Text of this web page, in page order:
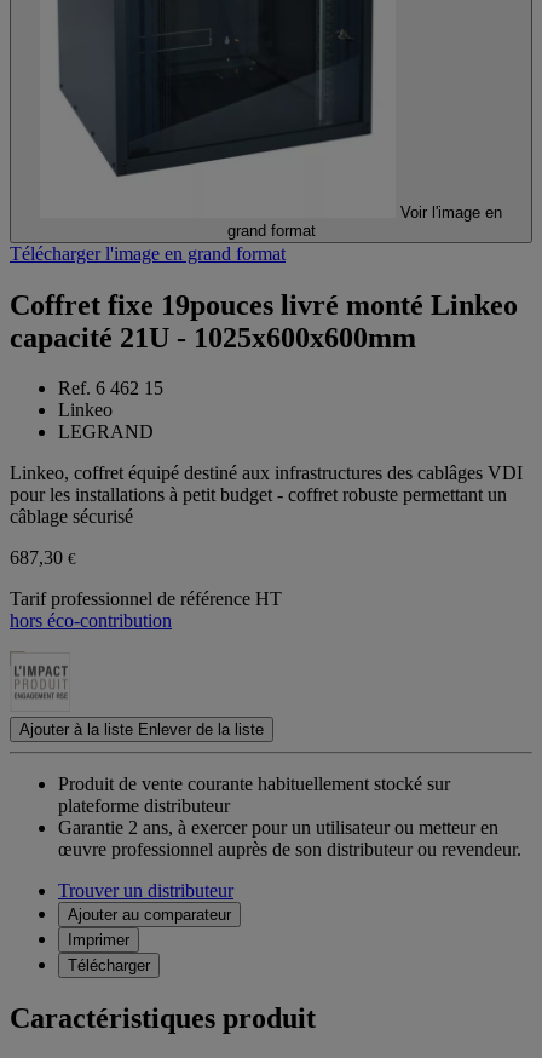
Voir l'image en
grand format
Télécharger l'image en grand format
Coffret fixe 19pouces livré monté Linkeo
capacité 21U - 1025x600x600mm
Ref. 6 462 15
Linkeo
LEGRAND
Linkeo, coffret équipé destiné aux infrastructures des cablâges VDI
pour les installations à petit budget - coffret robuste permettant un
câblage sécurisé
687,30 €
Tarif professionnel de référence HT
hors éco-contribution
Ajouter à la liste Enlever de la liste
Produit de vente courante habituellement stocké sur
plateforme distributeur
Garantie 2 ans, à exercer pour un utilisateur ou metteur en
œuvre professionnel auprès de son distributeur ou revendeur.
Trouver un distributeur
Ajouter au comparateur
Imprimer
Télécharger
Caractéristiques produit